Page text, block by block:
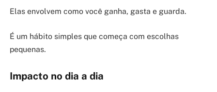
Elas envolvem como você ganha, gasta e guarda.
É um hábito simples que começa com escolhas
pequenas.
Impacto no dia a dia